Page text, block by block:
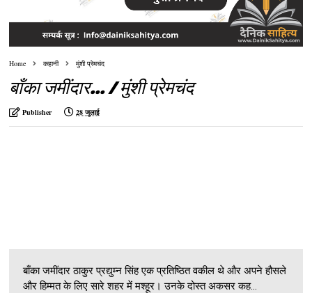
Home कहानी मुंशी प्रेमचंद
बाँका जमींदार... / मुंशी प्रेमचंद
Publisher 28 जुलाई
बाँका जमींदार ठाकुर प्रद्युम्न सिंह एक प्रतिष्ठित वकील थे और अपने हौसले
और हिम्मत के लिए सारे शहर में मश्हूर। उनके दोस्त अकसर कह...